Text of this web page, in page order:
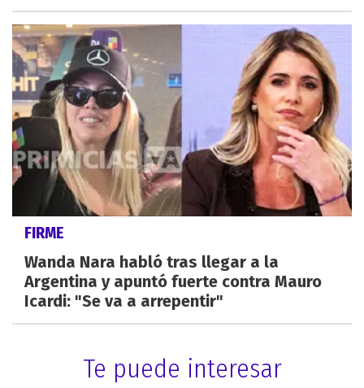
FIRME
Wanda Nara habló tras llegar a la
Argentina y apuntó fuerte contra Mauro
Icardi: "Se va a arrepentir"
Te puede interesar